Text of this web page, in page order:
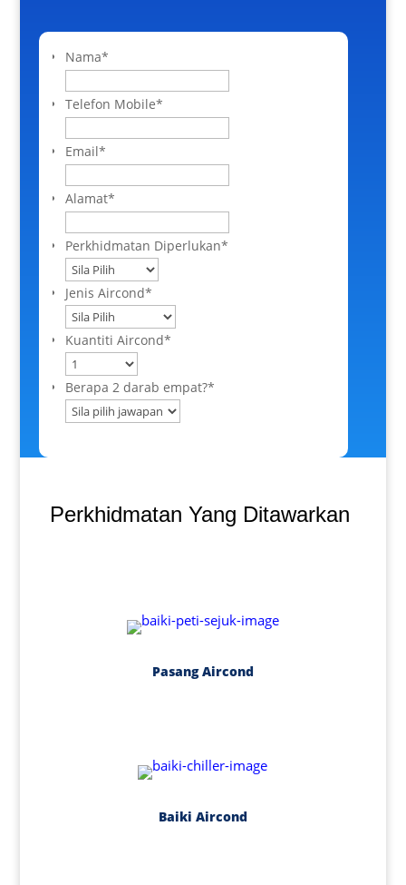
Nama*
Telefon Mobile*
Email*
Alamat*
Perkhidmatan Diperlukan*
Jenis Aircond*
Kuantiti Aircond*
Berapa 2 darab empat?*
Perkhidmatan Yang Ditawarkan
Pasang Aircond
Baiki Aircond